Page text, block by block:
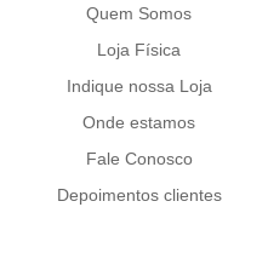
Quem Somos
Loja Física
Indique nossa Loja
Onde estamos
Fale Conosco
Depoimentos clientes